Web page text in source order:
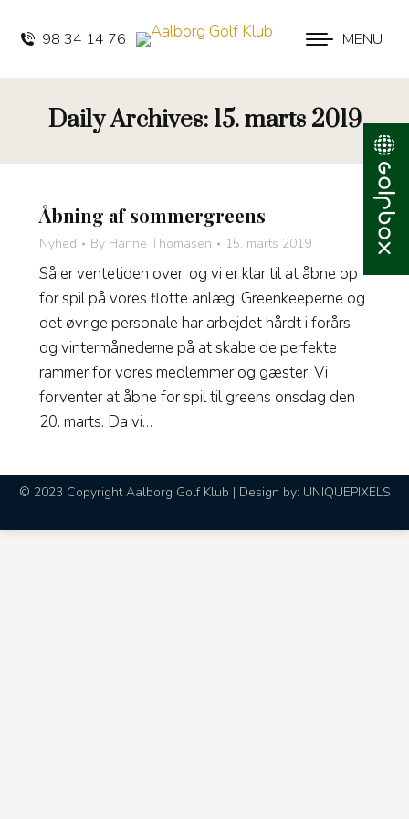
MENU
98 34 14 76
Daily Archives: 15. marts 2019
Åbning af sommergreens
Nyhed By Hanne Thomasen 15. marts 2019
Så er ventetiden over, og vi er klar til at åbne op
for spil på vores flotte anlæg. Greenkeeperne og
det øvrige personale har arbejdet hårdt i forårs-
og vintermånederne på at skabe de perfekte
rammer for vores medlemmer og gæster. Vi
forventer at åbne for spil til greens onsdag den
20. marts. Da vi…
© 2023 Copyright Aalborg Golf Klub | Design by: UNIQUEPIXELS